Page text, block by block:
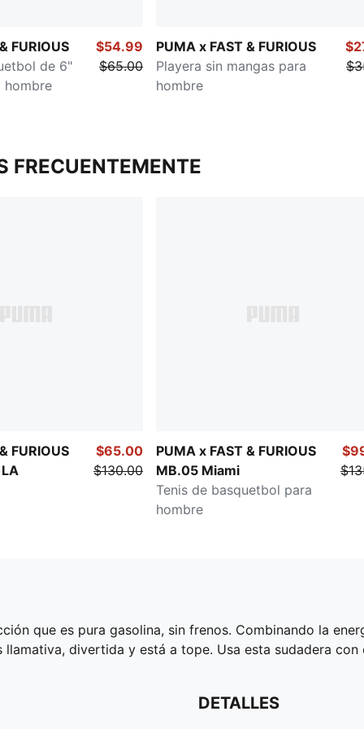
FURIOUS
de 6"
hombre
$54.99
$65.00
PUMA x FAST & FURIOUS
Playera sin mangas para
hombre
FRECUENTEMENTE
FURIOUS
$65.00
$130.00
PUMA x FAST & FURIOUS
MB.05 Miami
Tenis de basquetbol para
hombre
que es pura gasolina, sin frenos. Combinando la
divertida y está a tope. Usa esta sudadera
DETALLES